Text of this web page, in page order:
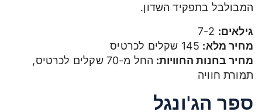
המבולבל בתפקיד השדון.
גילאים:
מחיר מלא:
מחיר בחנות החוויות:
החל מ-70 שקלים לכרטיס,
תמורת חוויה
ספר הג'ונגל